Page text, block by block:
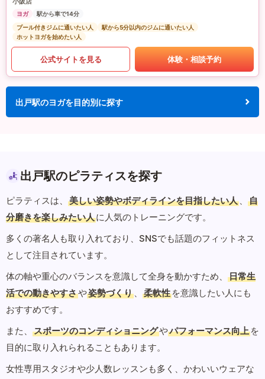
ヨガ
駅から車で14分
プール付きジムに通いたい人
駅から5分以内のジムに通いたい人
ホットヨガを始めたい人
公式サイトを見る 体験・相談予約
出戸駅のヨガを目的別に探す
出戸駅のピラティスを探す
ピラティスは、 美しい姿勢やボディラインを目指したい人 、
自
分磨きを楽しみたい人に人気のトレーニングです。
多くの著名人も取り入れており、SNSでも話題のフィットネス
として注目されています。
体の軸や重心のバランスを意識して全身を動かすため、
日常生
活での動きやすさや姿勢づくり 、 柔軟性 を意識したい人にも
おすすめです。
また、
スポーツのコンディショニングやパフォーマンス向上 を
目的に取り入れられることもあります。
女性専用スタジオや少人数レッスンも多く、かわいいウェアな